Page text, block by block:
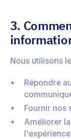
3.
Nous utilisons
Répondre
Fournir nos
Améliorer